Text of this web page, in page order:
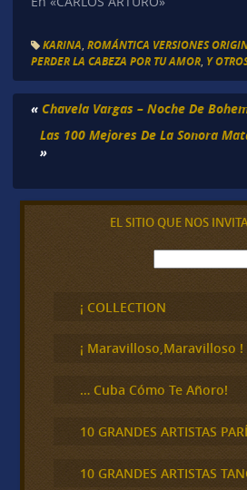
KARINA ROMÁNTICA VERSIONES
PERDER LA CABEZA POR TU AMOR, Y
« Chavela Vargas – Noche De
Las 100 Mejores De La Sonora
»
EL SITIO QUE NOS
B
u
c
a
¡ COLLECTION
¡ Maravilloso,Maravilloso !
… Cuba Cómo Te Añoro!
10 GRANDES ARTISTAS
10 GRANDES ARTISTAS